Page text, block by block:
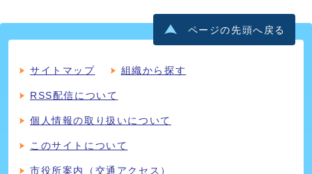
ページの先頭へ戻る
サイトマップ 組織から探す
RSS配信について
個人情報の取り扱いについて
このサイトについて
市役所案内（交通アクセス）